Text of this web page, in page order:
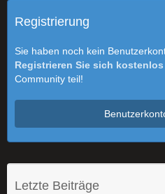
Registrierung
Sie haben noch kein
Registrieren Sie sich kostenlos
Community teil!
Letzte Beiträge